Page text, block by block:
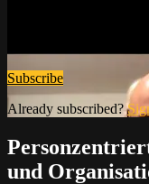
Subscribe
Already subscribed?
und